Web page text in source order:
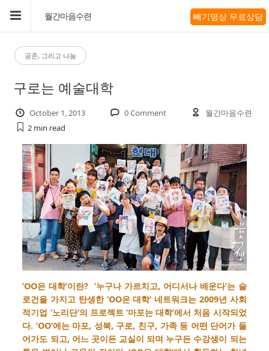
월간마음수련 빼기명상 무료상담
공존, 그리고 나눔
구로는 예술대학
October 1, 2013 0 Comment
월간마음수련
2 min read
‘OO은 대학’이란? ‘누구나 가르치고, 어디서나 배운다’는 슬
로건을 가지고 탄생한 ‘OO은 대학’ 네트워크는 2009년 사회
적기업 ‘노리단’의 프로젝트 ‘마포는 대학’에서 처음 시작되었
다. ‘OO’에는 마포, 성북, 구로, 친구, 가족 등 어떤 단어가 들
어가도 되고, 어느 곳이든 교실이 되며 누구든 수강생이 되는